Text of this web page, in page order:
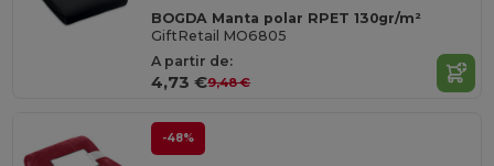
BOGDA Manta polar RPET 130gr/m²
GiftRetail MO6805
A partir de:
4,73 €9,48 €
-48%